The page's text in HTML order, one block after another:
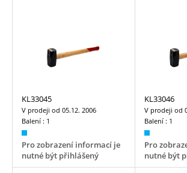
KL33045
V prodeji od 05.12. 2006
Balení : 1
Pro zobrazení informací je
nutné být přihlášený
KL33046
V prodeji od
Balení : 1
Pro
nutné být